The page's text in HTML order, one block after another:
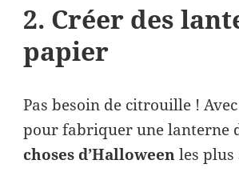
2. Créer des
papier
Pas besoin de citrouille !
pour fabriquer une lanterne
choses d’Halloweenles plus